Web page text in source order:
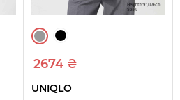
2674 ₴
UNIQLO